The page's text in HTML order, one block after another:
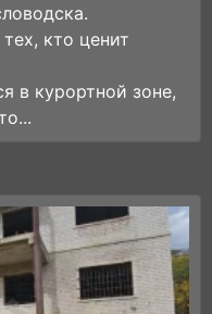
кто ценит
в курортной зоне,